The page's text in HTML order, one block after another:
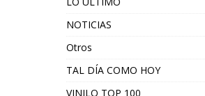
NOTICIAS
Otros
TAL DÍA COMO HOY
VINILO TOP 100